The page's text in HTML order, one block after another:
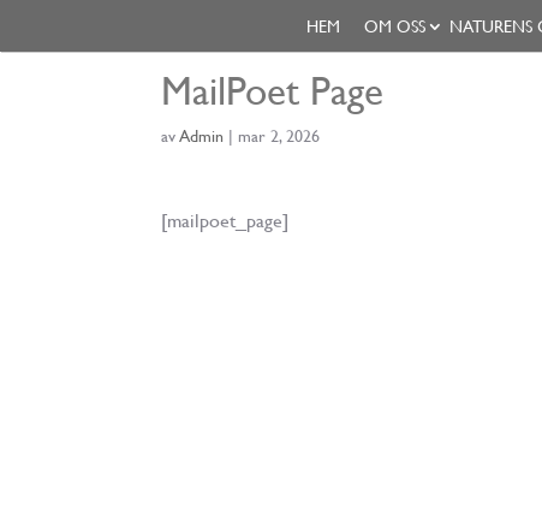
HEM OM OSS NATURENS
MailPoet Page
avAdmin | mar 2, 2026
[mailpoet_page]